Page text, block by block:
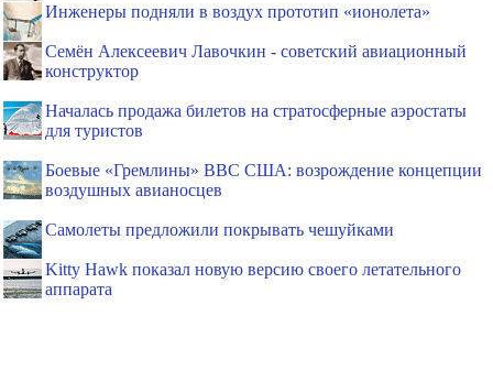
Инженеры подняли в воздух прототип «ионолета»
Семён Алексеевич Лавочкин - советский авиационный
конструктор
Началась продажа билетов на стратосферные аэростаты
для туристов
Боевые «Гремлины» ВВС США: возрождение концепции
воздушных авианосцев
Самолеты предложили покрывать чешуйками
Kitty Hawk показал новую версию своего летательного
аппарата